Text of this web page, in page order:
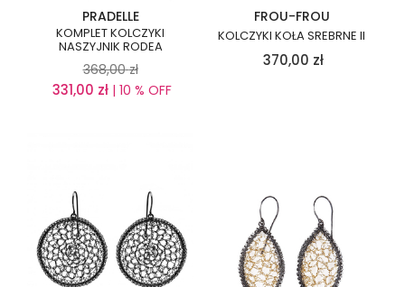
PRADELLE
KOMPLET KOLCZYKI
NASZYJNIK RODEA
368,00 zł
331,00 zł| 10 % OFF
FROU-FROU
KOLCZYKI KOŁA SREBRNE II
370,00 zł